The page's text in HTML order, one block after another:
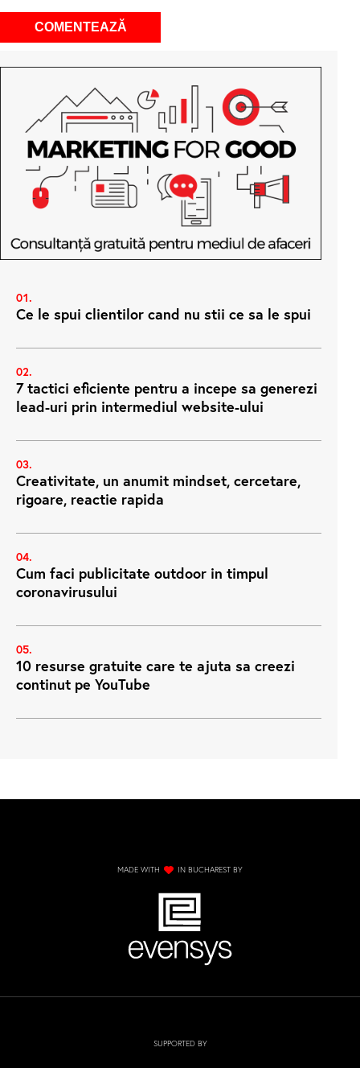
Ce le spui clientilor cand nu stii ce sa le spui
7 tactici eficiente pentru a incepe sa generezi
lead-uri prin intermediul website-ului
Creativitate, un anumit mindset, cercetare,
rigoare, reactie rapida
Cum faci publicitate outdoor in timpul
coronavirusului
10 resurse gratuite care te ajuta sa creezi
continut pe YouTube
MADE WITH IN BUCHAREST BY
SUPPORTED BY